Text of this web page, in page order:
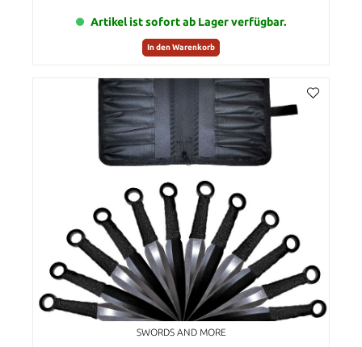
Artikel ist sofort ab Lager verfügbar.
In den Warenkorb
SWORDS AND MORE